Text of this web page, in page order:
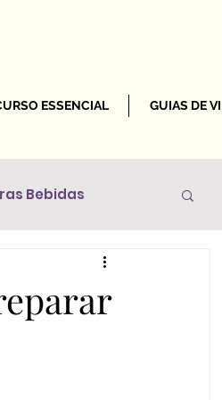
ESSENCIAL GUIAS DE
Bebidas